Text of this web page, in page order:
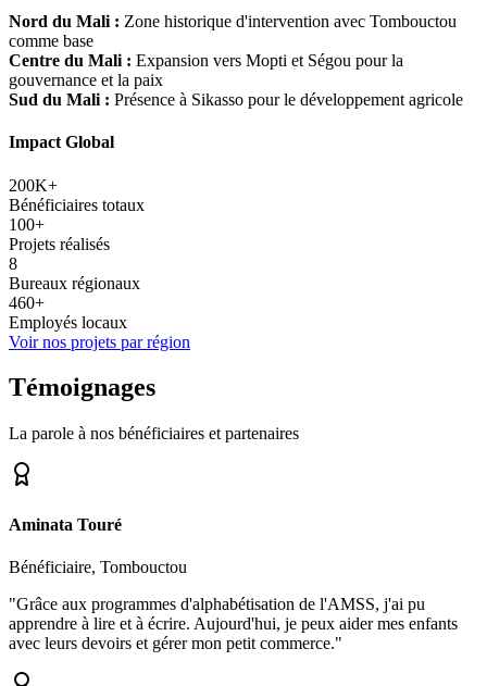
Nord du Mali : Zone historique d'intervention avec Tombouctou
comme base
Centre du Mali : Expansion vers Mopti et Ségou pour la
gouvernance et la paix
Sud du Mali : Présence à Sikasso pour le développement agricole
Impact Global
200K+
Bénéficiaires totaux
100+
Projets réalisés
8
Bureaux régionaux
460+
Employés locaux
Voir nos projets par région
Témoignages
La parole à nos bénéficiaires et partenaires
Aminata Touré
Bénéficiaire, Tombouctou
"Grâce aux programmes d'alphabétisation de l'AMSS, j'ai pu
apprendre à lire et à écrire. Aujourd'hui, je peux aider mes enfants
avec leurs devoirs et gérer mon petit commerce."